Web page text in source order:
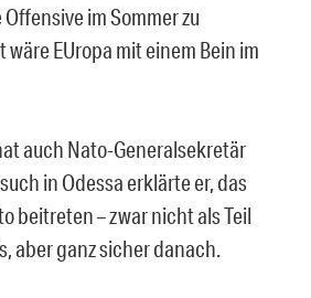
im Sommer zu
EUropa mit einem Bein im
auch Nato-Generalsekretär
in Odessa erklärte er, das
beitreten – zwar nicht als Teil
aber ganz sicher danach.